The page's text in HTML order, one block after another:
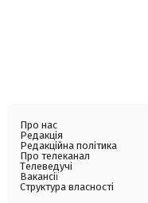
Про нас
Редакція
Редакційна політика
Про телеканал
Телеведучі
Вакансії
Структура власності